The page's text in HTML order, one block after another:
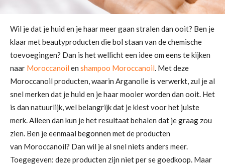
Wil je dat je huid en je haar meer gaan stralen dan ooit? Ben je
klaar met beautyproducten die bol staan van de chemische
toevoegingen? Dan is het wellicht een idee om eens te kijken
naar Moroccanoil en shampoo Moroccanoil. Met deze
Moroccanoil producten, waarin Arganolie is verwerkt, zul je al
snel merken dat je huid en je haar mooier worden dan ooit. Het
is dan natuurlijk, wel belangrijk dat je kiest voor het juiste
merk. Alleen dan kun je het resultaat behalen dat je graag zou
zien. Ben je eenmaal begonnen met de producten
van Moroccanoil? Dan wil je al snel niets anders meer.
Toegegeven: deze producten zijn niet per se goedkoop. Maar